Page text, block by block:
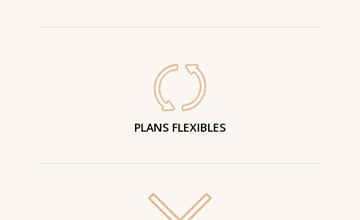
PLANS FLEXIBLES